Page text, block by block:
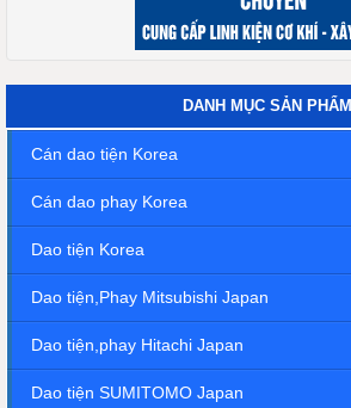
DANH MỤC SẢN PHẨM
Cán dao tiện Korea
Cán dao phay Korea
Dao tiện Korea
Dao tiện,Phay Mitsubishi Japan
Dao tiện,phay Hitachi Japan
Dao tiện SUMITOMO Japan